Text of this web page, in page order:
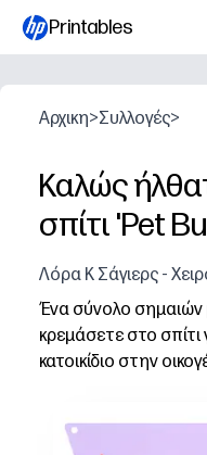
Printables
Αρχικη>Συλλογές>
Καλώς
σπίτι 'Pet
Λόρα Κ Σάγιερς -
Ένα σύνολο σημαιών
κρεμάσετε στο σπίτι
κατοικίδιο στην
Συμμετέχετε τα